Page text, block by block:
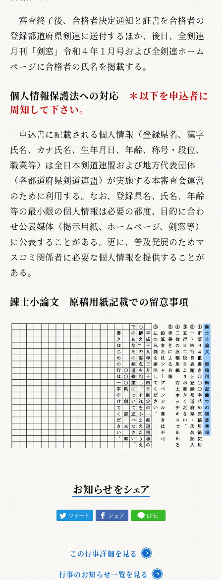
審査終了後、合格者決定通知と証書を合格者の
登録都道府県剣連に送付するほか、後日、全剣連
月刊「剣窓」令和４年１月号および全剣連ホーム
ページに合格者の氏名を掲載する。
個人情報保護法への対応 ＊以下を申込者に
周知して下さい。
申込書に記載される個人情報（登録県名、漢字
氏名、カナ氏名、生年月日、年齢、称号・段位、
職業等）は全日本剣道連盟および地方代表団体
（各都道府県剣道連盟）が実施する本審査会運営
のために利用する。なお、登録県名、氏名、年齢
等の最小限の個人情報は必要の都度、目的に合わ
せ公表媒体（掲示用紙、ホームページ、剣窓等）
に公表することがある。更に、普及発展のためマ
スコミ関係者に必要な個人情報を提供することが
ある。
錬士小論文 原稿用紙記載での留意事項
お知らせをシェア
この行事詳細を見る
行事のお知らせ一覧を見る